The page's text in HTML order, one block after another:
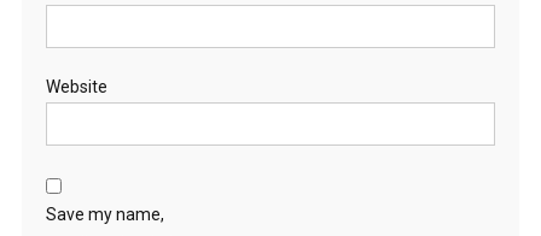
Website
Save my name,